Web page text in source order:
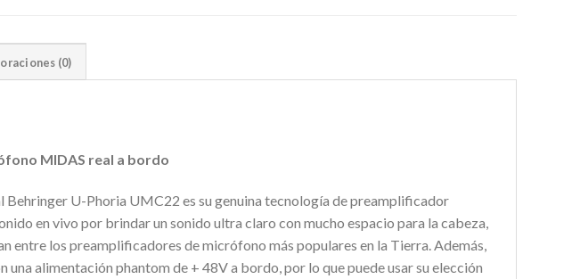
(0)
MIDAS real a bordo
Behringer U-Phoria UMC22 es su genuina tecnología de preamplificador
en vivo por brindar un sonido ultra claro con mucho espacio para la cabeza,
entre los preamplificadores de micrófono más populares en la Tierra. Además,
alimentación phantom de + 48V a bordo, por lo que puede usar su elección